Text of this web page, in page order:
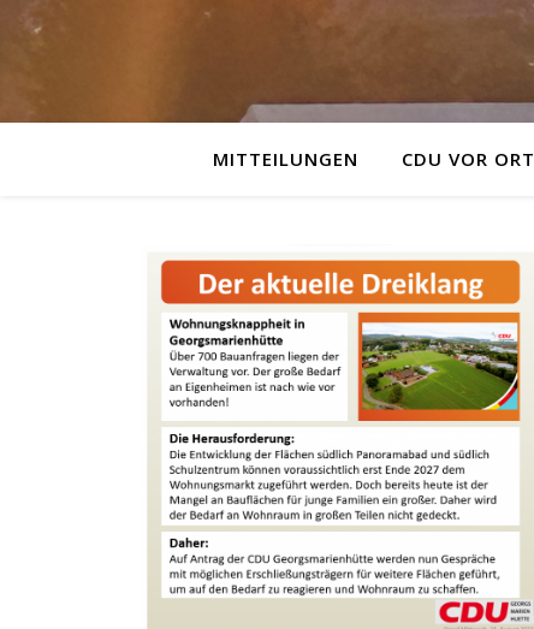
MITTEILUNGEN CDU VOR ORT